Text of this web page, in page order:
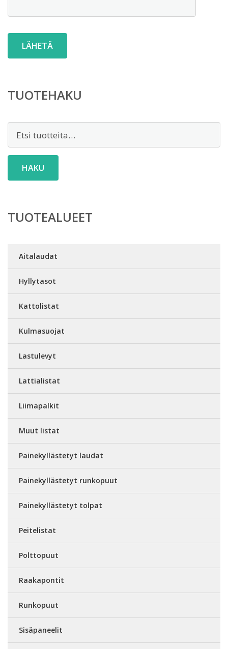
TUOTEHAKU
HAKU
TUOTEALUEET
Aitalaudat
Hyllytasot
Kattolistat
Kulmasuojat
Lastulevyt
Lattialistat
Liimapalkit
Muut listat
Painekyllästetyt laudat
Painekyllästetyt runkopuut
Painekyllästetyt tolpat
Peitelistat
Polttopuut
Raakapontit
Runkopuut
Sisäpaneelit